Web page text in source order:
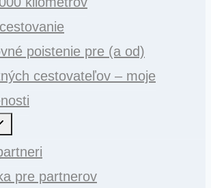
poistenie pre (a od)
cestovateľov – moje
pre partnerov